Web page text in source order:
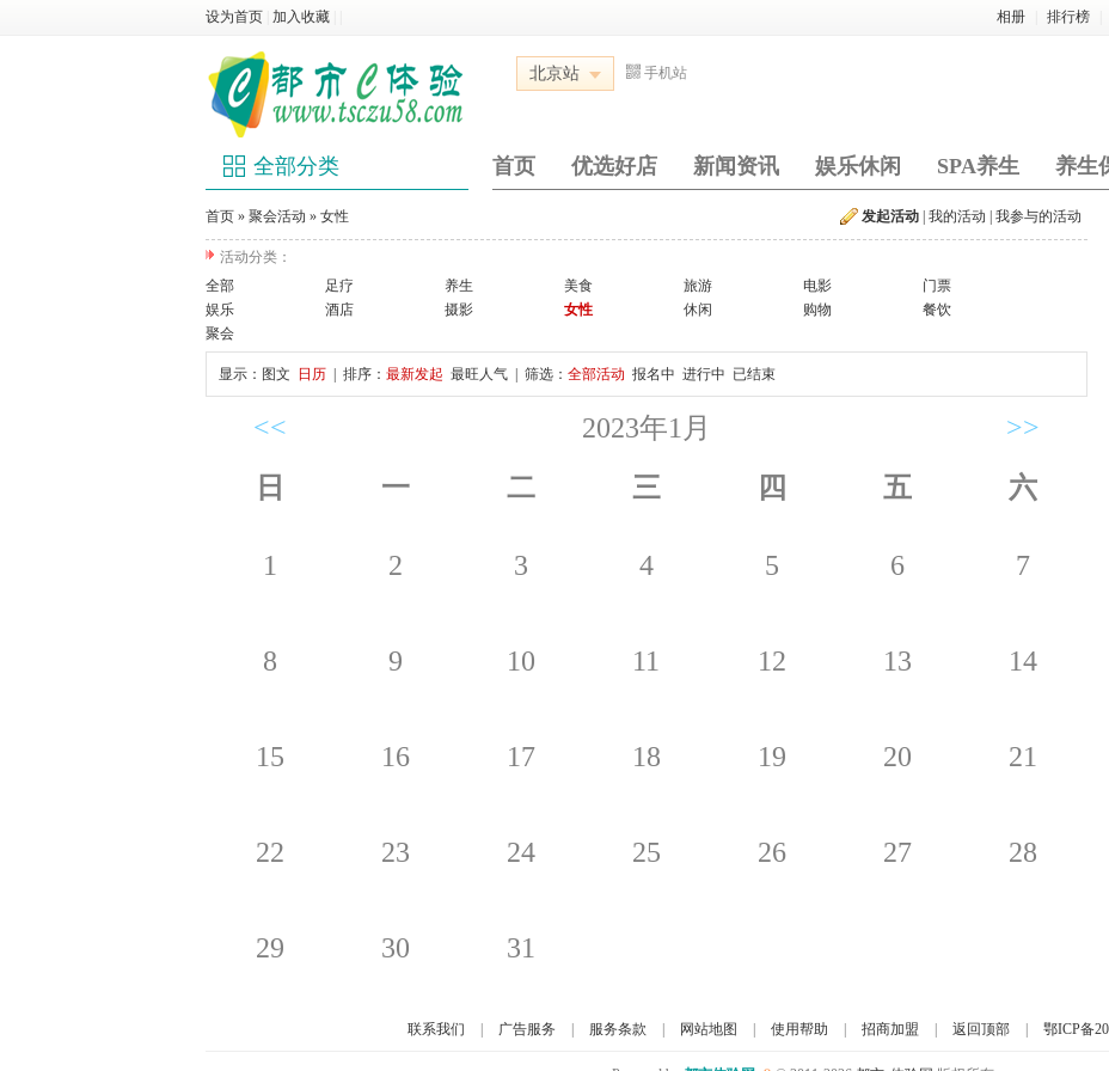
设为首页 加入收藏 相册 排行榜
北京站 手机站
全部分类 首页 优选好店 新闻资讯 娱乐休闲 SPA养生 养生
发起活动 我的活动 我参与的活动
首页 » 聚会活动 » 女性
活动分类：
全部
足疗 养生 美食 旅游 电影
门票
娱乐
酒店 摄影 女性 休闲 购物
餐饮
聚会
显示： 图文 日历 | 排序： 最新发起 最旺人气 | 筛选： 全部活动 报名中 进行中 已结束
<< 2023年1月
>>
日
一 二 三 四 五 六
1 2 3 4 5 6 7
8 9 10 11 12 13 14
15 16 17 18 19 20 21
22 23 24 25 26 27 28
29 30 31
联系我们 广告服务 服务条款 网站地图 使用帮助 招商加盟 返回顶部 鄂ICP备